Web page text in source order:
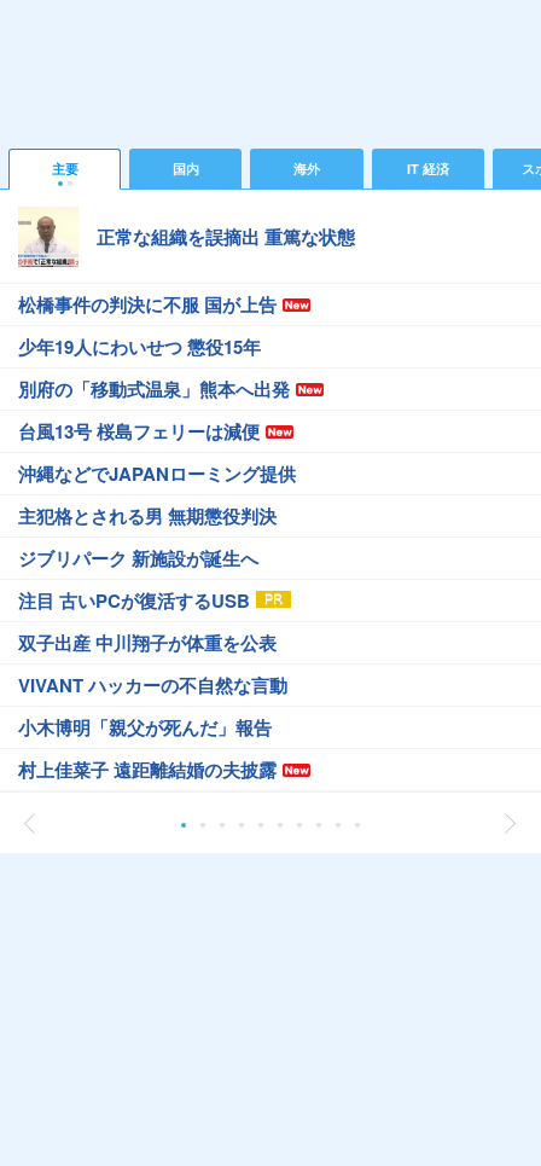
主要 国内 海外 IT 経済 ス
正常な組織を誤摘出 重篤な状態
松橋事件の判決に不服 国が上告
少年19人にわいせつ 懲役15年
別府の「移動式温泉」熊本へ出発
台風13号 桜島フェリーは減便
沖縄などでJAPANローミング提供
主犯格とされる男 無期懲役判決
ジブリパーク 新施設が誕生へ
注目 古いPCが復活するUSB
双子出産 中川翔子が体重を公表
VIVANT ハッカーの不自然な言動
小木博明「親父が死んだ」報告
村上佳菜子 遠距離結婚の夫披露